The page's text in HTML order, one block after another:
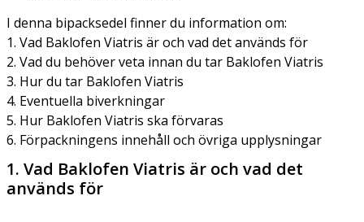
I denna bipacksedel finner du information om:
1. Vad Baklofen Viatris är och vad det används för
2. Vad du behöver veta innan du tar Baklofen Viatris
3. Hur du tar Baklofen Viatris
4. Eventuella biverkningar
5. Hur Baklofen Viatris ska förvaras
6. Förpackningens innehåll och övriga upplysningar
1. Vad Baklofen Viatris är och vad det
används för